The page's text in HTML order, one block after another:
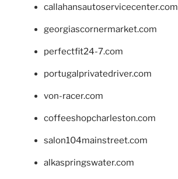
callahansautoservicecenter.com
georgiascornermarket.com
perfectfit24-7.com
portugalprivatedriver.com
von-racer.com
coffeeshopcharleston.com
salon104mainstreet.com
alkaspringswater.com